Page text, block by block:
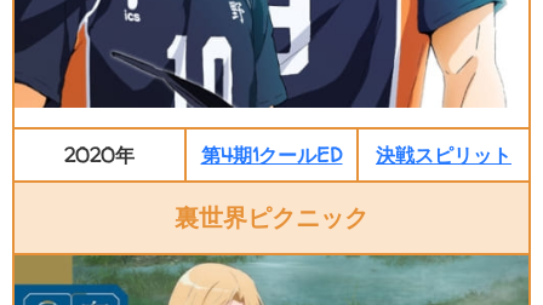
2020年 第4期1クールED 決戦スピリット
裏世界ピクニック